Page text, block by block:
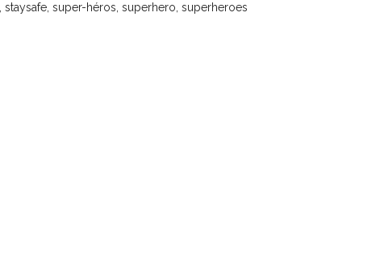
staysafe super-héros superhero superheroes